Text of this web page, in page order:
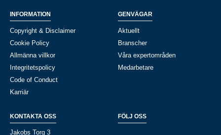
INFORMATION
Copyright & Disclaimer
Cookie Policy
Allmänna villkor
Integritetspolicy
Code of Conduct
Karriär
GENVÄGAR
Aktuellt
Branscher
Våra expertområden
Medarbetare
KONTAKTA OSS
Jakobs Torg 3
FÖLJ OSS